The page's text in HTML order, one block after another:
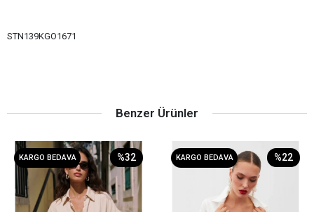
STN139KGO1671
Benzer Ürünler
KARGO BEDAVA %32 KARGO BEDAVA %22